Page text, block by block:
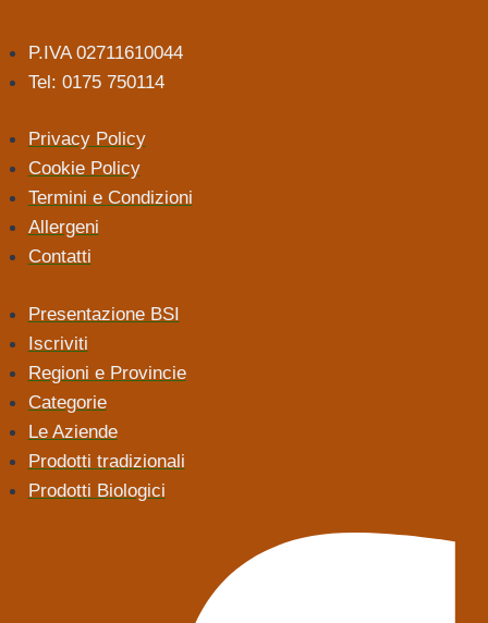
P.IVA 02711610044
Tel: 0175 750114
Privacy Policy
Cookie Policy
Termini e Condizioni
Allergeni
Contatti
Presentazione BSI
Iscriviti
Regioni e Provincie
Categorie
Le Aziende
Prodotti tradizionali
Prodotti Biologici